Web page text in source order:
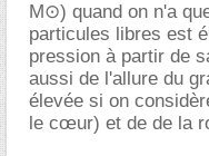
M⊙) quand on n'a
particules libres est
pression à partir de
aussi de l'allure du
élevée si on
le cœur) et de de la